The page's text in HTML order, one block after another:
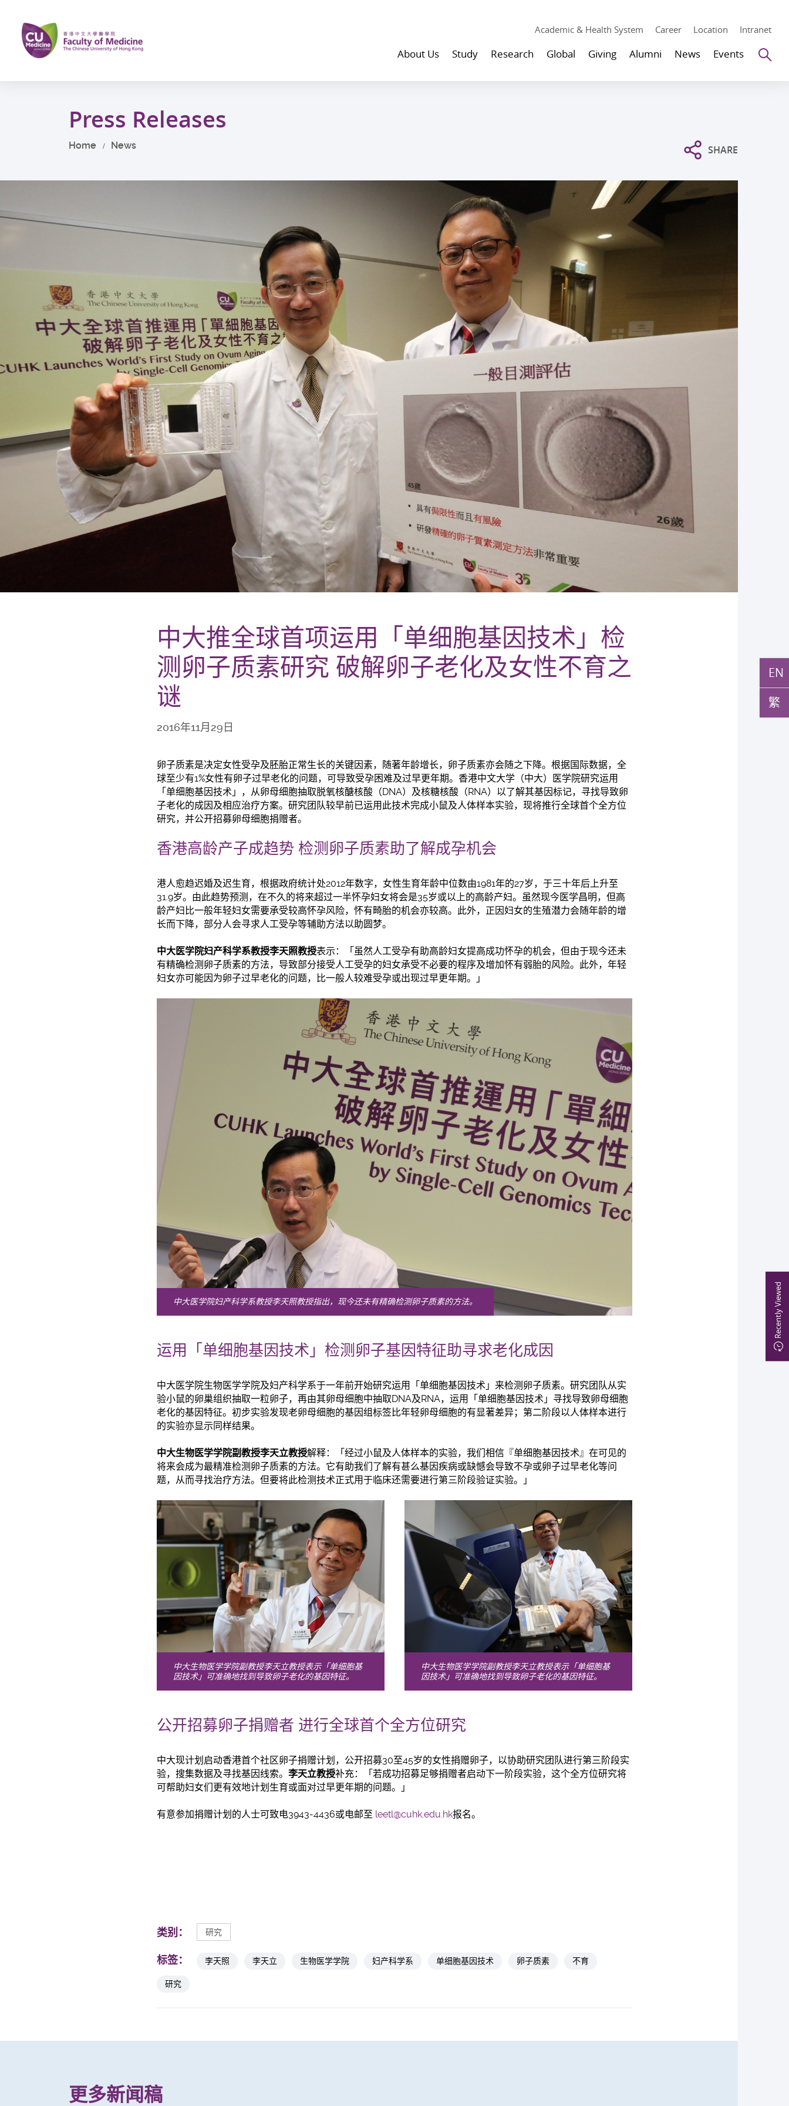
main
content
Academic & Health System Career Location Intranet
About Us Study Research Global Giving Alumni News Events
Recently Viewed
Press Releases
Home News SHARE
EN
繁
中大推全球首项运用「单细胞基因技术」检
测卵子质素研究 破解卵子老化及女性不育之
谜
2016年11月29日
卵子质素是决定女性受孕及胚胎正常生长的关键因素，随著年龄增长，卵子质素亦会随之下降。根据国际数据，全
球至少有1%女性有卵子过早老化的问题，可导致受孕困难及过早更年期。香港中文大学（中大）医学院研究运用
「单细胞基因技术」，从卵母细胞抽取脱氧核醣核酸（DNA）及核糖核酸（RNA）以了解其基因标记，寻找导致卵
子老化的成因及相应治疗方案。研究团队较早前已运用此技术完成小鼠及人体样本实验，现将推行全球首个全方位
研究，并公开招募卵母细胞捐赠者。
香港高龄产子成趋势 检测卵子质素助了解成孕机会
港人愈趋迟婚及迟生育，根据政府统计处2012年数字，女性生育年龄中位数由1981年的27岁，于三十年后上升至
31.9岁。由此趋势预测，在不久的将来超过一半怀孕妇女将会是35岁或以上的高龄产妇。虽然现今医学昌明，但高
龄产妇比一般年轻妇女需要承受较高怀孕风险，怀有畸胎的机会亦较高。此外，正因妇女的生殖潜力会随年龄的增
长而下降，部分人会寻求人工受孕等辅助方法以助圆梦。
中大医学院妇产科学系教授李天照教授表示：「虽然人工受孕有助高龄妇女提高成功怀孕的机会，但由于现今还未
有精确检测卵子质素的方法，导致部分接受人工受孕的妇女承受不必要的程序及增加怀有弱胎的风险。此外，年轻
妇女亦可能因为卵子过早老化的问题，比一般人较难受孕或出现过早更年期。」
中大医学院妇产科学系教授李天照教授指出，现今还未有精确检测卵子质素的方法。
运用「单细胞基因技术」检测卵子基因特征助寻求老化成因
中大医学院生物医学学院及妇产科学系于一年前开始研究运用「单细胞基因技术」来检测卵子质素。研究团队从实
验小鼠的卵巢组织抽取一粒卵子，再由其卵母细胞中抽取DNA及RNA，运用「单细胞基因技术」寻找导致卵母细胞
老化的基因特征。初步实验发现老卵母细胞的基因组标签比年轻卵母细胞的有显著差异；第二阶段以人体样本进行
的实验亦显示同样结果。
中大生物医学学院副教授李天立教授解释：「经过小鼠及人体样本的实验，我们相信『单细胞基因技术』在可见的
将来会成为最精准检测卵子质素的方法。它有助我们了解有甚么基因疾病或缺憾会导致不孕或卵子过早老化等问
题，从而寻找治疗方法。但要将此检测技术正式用于临床还需要进行第三阶段验证实验。」
中大生物医学学院副教授李天立教授表示「单细胞基
因技术」可准确地找到导致卵子老化的基因特征。
中大生物医学学院副教授李天立教授表示「单细胞基
因技术」可准确地找到导致卵子老化的基因特征。
公开招募卵子捐赠者 进行全球首个全方位研究
中大现计划启动香港首个社区卵子捐赠计划，公开招募30至45岁的女性捐赠卵子，以协助研究团队进行第三阶段实
验，搜集数据及寻找基因线索。 李天立教授补充：「若成功招募足够捐赠者启动下一阶段实验，这个全方位研究将
可帮助妇女们更有效地计划生育或面对过早更年期的问题。」
有意参加捐赠计划的人士可致电3943-4436或电邮至 leetl@cuhk.edu.hk报名。
类别： 研究
标签： 李天照 李天立 生物医学学院 妇产科学系 单细胞基因技术 卵子质素 不育
研究
更多新闻稿